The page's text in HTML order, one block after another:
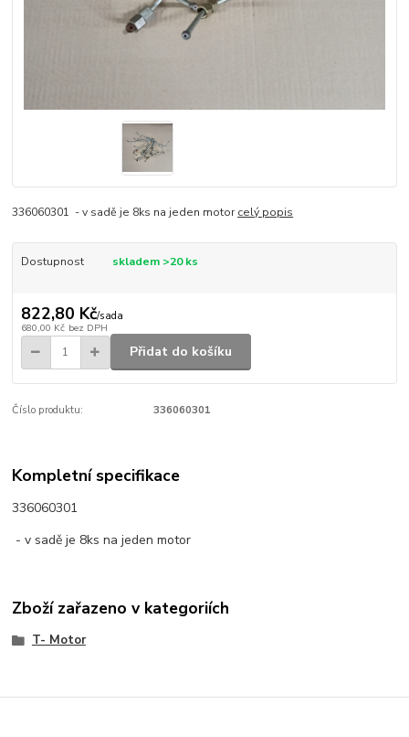
336060301 - v sadě je 8ks na jeden motorcelý popis
Dostupnost skladem >20 ks
822,80 Kč/sada
680,00 Kč bez DPH
Přidat do košíku
Číslo produktu: 336060301
Kompletní specifikace
336060301
- v sadě je 8ks na jeden motor
Zboží zařazeno v kategoriích
T- Motor